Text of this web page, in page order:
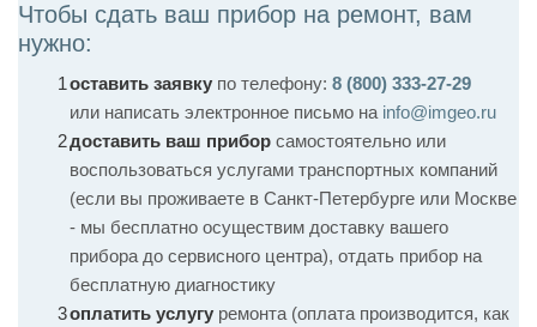
Чтобы сдать ваш прибор на ремонт, вам
нужно:
оставить заявку по телефону: 8 (800) 333-27-29
или написать электронное письмо на info@imgeo.ru
доставить ваш прибор самостоятельно или
воспользоваться услугами транспортных компаний
(если вы проживаете в Санкт-Петербурге или Москве
- мы бесплатно осуществим доставку вашего
прибора до сервисного центра), отдать прибор на
бесплатную диагностику
оплатить услугу ремонта (оплата производится, как